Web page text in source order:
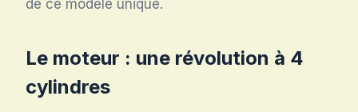
de ce modèle unique.
Le moteur : une révolution à 4
cylindres